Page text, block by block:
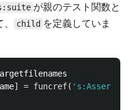
が親のテスト関数と
child を定義していま
] = funcref( 's:Assert'